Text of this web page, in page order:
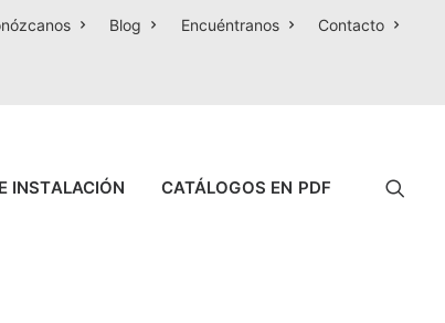
Blog Encuéntranos Contacto
INSTALACIÓN CATÁLOGOS EN PDF